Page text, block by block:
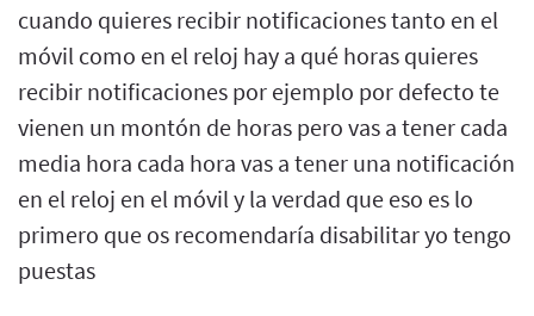
cuando quieres recibir notificaciones tanto en el
móvil como en el reloj hay a qué horas quieres
recibir notificaciones por ejemplo por defecto te
vienen un montón de horas pero vas a tener cada
media hora cada hora vas a tener una notificación
en el reloj en el móvil y la verdad que eso es lo
primero que os recomendaría disabilitar yo tengo
puestas